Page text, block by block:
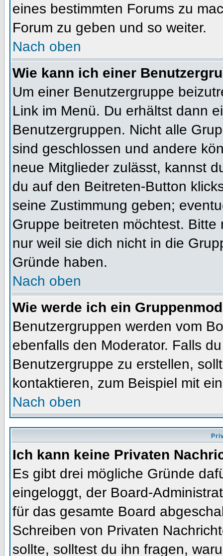
eines bestimmten Forums zu
Forum zu geben und so weiter.
Nach oben
Wie kann ich einer
Um einer Benutzergruppe
Link im Menü. Du erhältst dann
Benutzergruppen. Nicht alle
sind geschlossen und andere
neue Mitglieder zulässt, kannst
du auf den Beitreten-Button
seine Zustimmung geben;
Gruppe beitreten möchtest.
nur weil sie dich nicht in die
Gründe haben.
Nach oben
Wie werde ich ein
Benutzergruppen werden vom
ebenfalls den Moderator. Falls
Benutzergruppe zu erstellen,
kontaktieren, zum Beispiel mit
Nach oben
Ich kann keine Privaten
Es gibt drei mögliche Gründe
eingeloggt, der Board-
für das gesamte Board
Schreiben von Privaten
sollte, solltest du ihn fragen,